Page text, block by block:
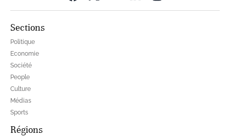
Sections
Politique
Economie
Société
People
Culture
Médias
Sports
Régions